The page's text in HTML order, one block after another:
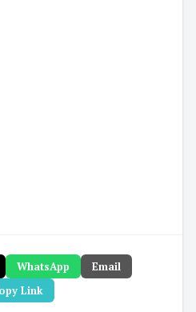
WhatsApp
Email
Link